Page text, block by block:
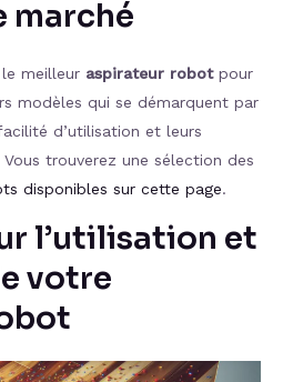
marché
meilleur aspirateur robotpour
modèles qui se démarquent par
d’utilisation et leurs
trouverez une sélection des
disponibles sur cette page.
l’utilisation et
votre